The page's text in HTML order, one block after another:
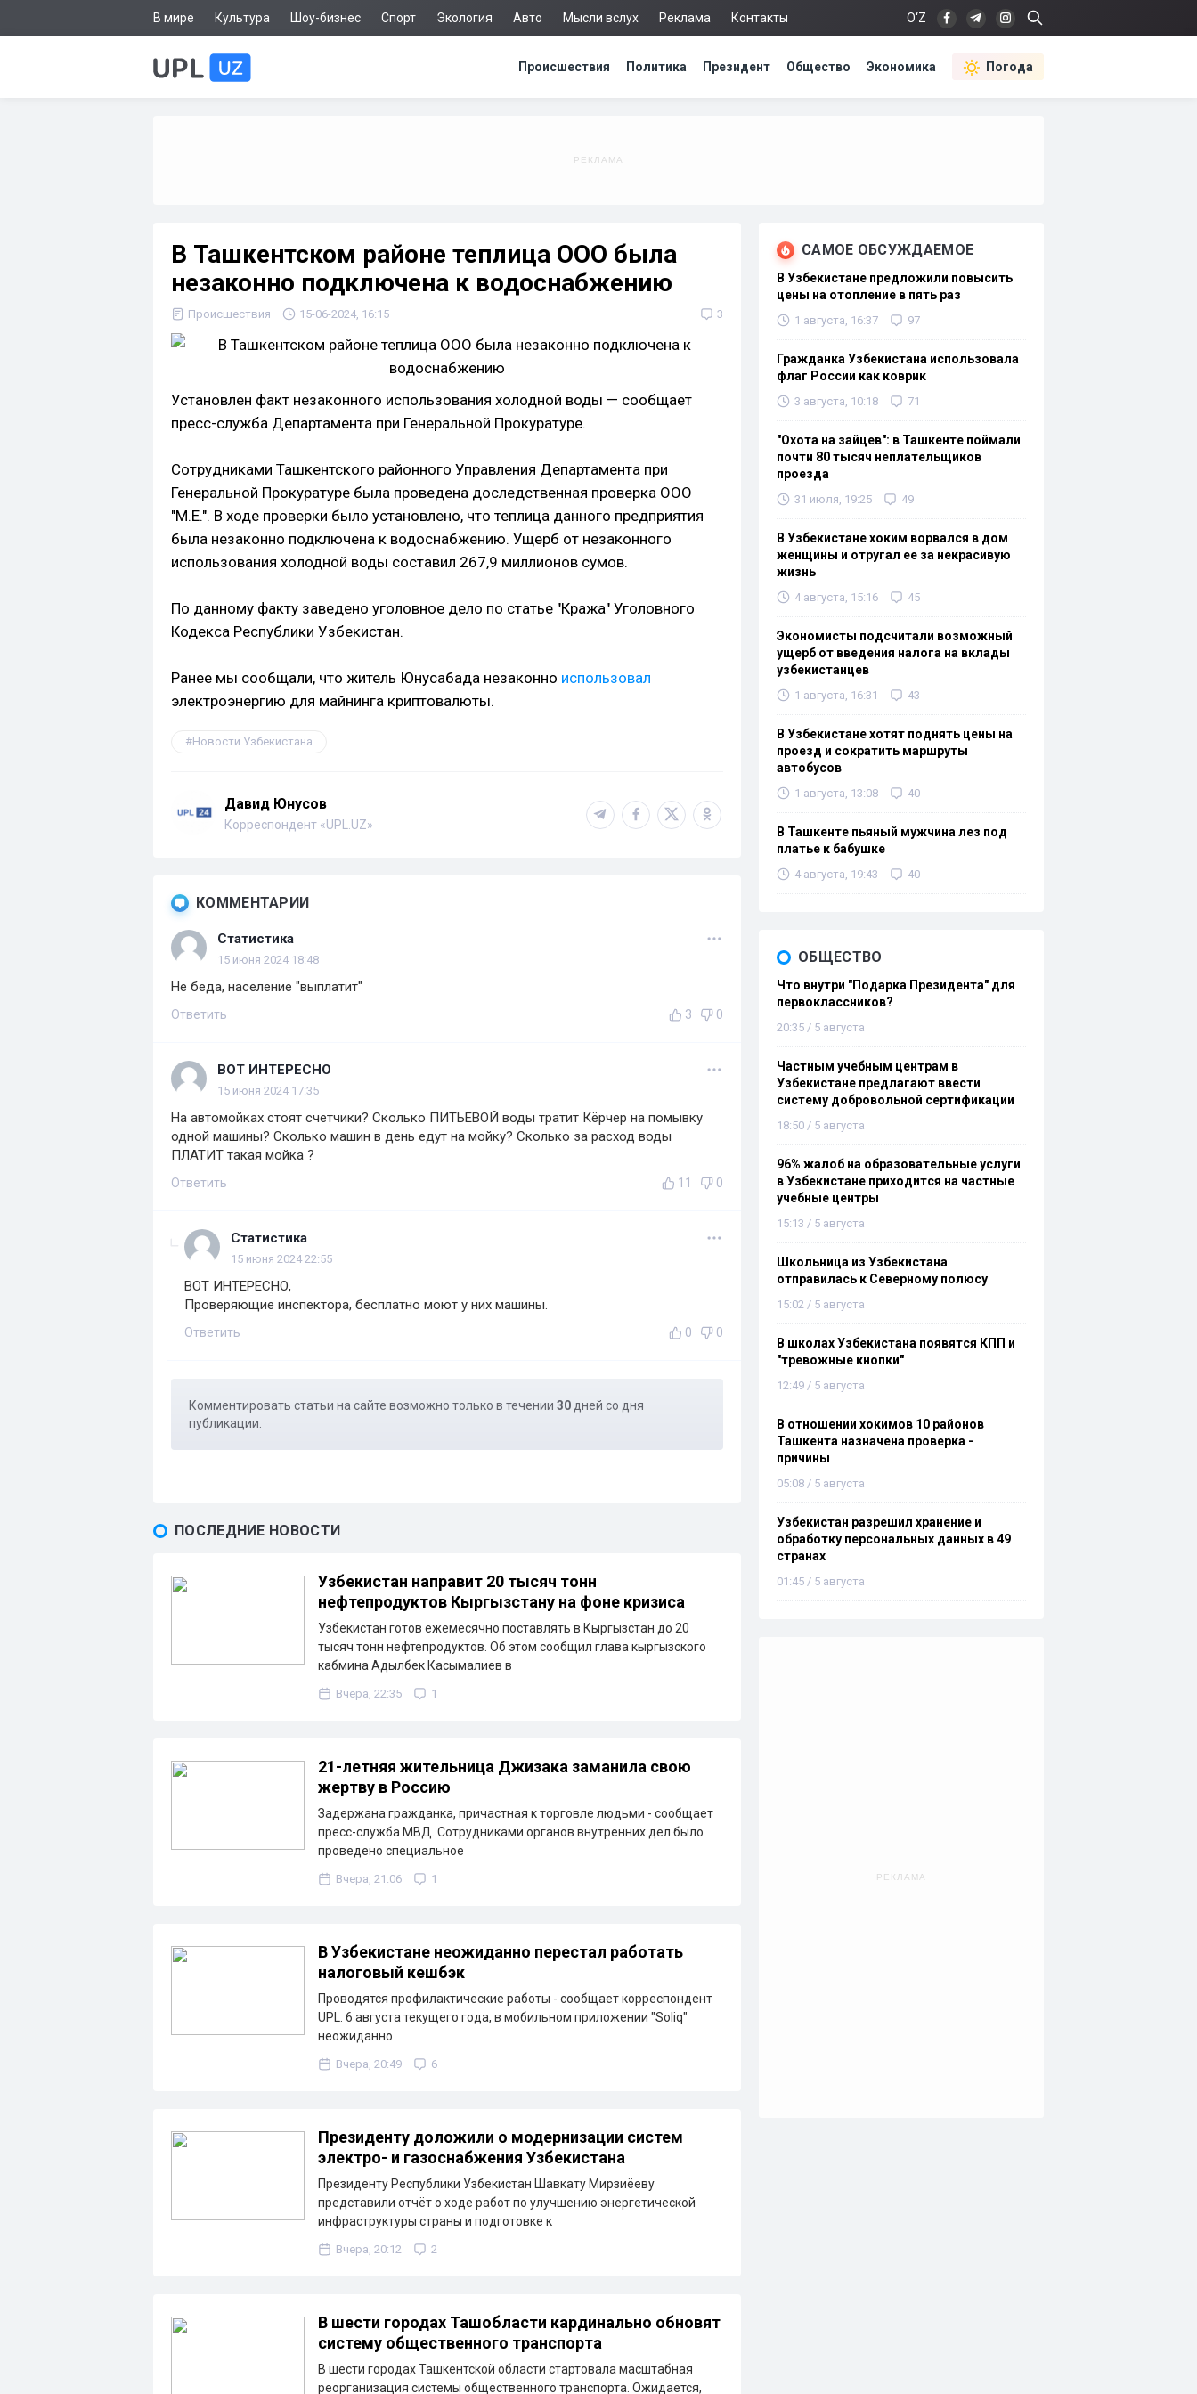
В мире Культура Шоу-бизнес Спорт Экология Авто Мысли вслух Реклама Контакты O‘Z
Происшествия Политика Президент Общество Экономика Погода
В Ташкентском районе теплица ООО была
незаконно подключена к водоснабжению
Происшествия 15-06-2024, 16:15 3
Установлен факт незаконного использования холодной воды — сообщает
пресс-служба Департамента при Генеральной Прокуратуре.
Сотрудниками Ташкентского районного Управления Департамента при
Генеральной Прокуратуре была проведена доследственная проверка ООО
"M.E.". В ходе проверки было установлено, что теплица данного предприятия
была незаконно подключена к водоснабжению. Ущерб от незаконного
использования холодной воды составил 267,9 миллионов сумов.
По данному факту заведено уголовное дело по статье "Кража" Уголовного
Кодекса Республики Узбекистан.
Ранее мы сообщали, что житель Юнусабада незаконно использовал
электроэнергию для майнинга криптовалюты.
Новости Узбекистана
Давид Юнусов
Корреспондент «UPL.UZ»
КОММЕНТАРИИ
Статистика
15 июня 2024 18:48
Не беда, население "выплатит"
Ответить 3 0
ВОТ ИНТЕРЕСНО
15 июня 2024 17:35
На автомойках стоят счетчики? Сколько ПИТЬЕВОЙ воды тратит Кёрчер на помывку
одной машины? Сколько машин в день едут на мойку? Сколько за расход воды
ПЛАТИТ такая мойка ?
Ответить 11 0
Статистика
15 июня 2024 22:55
ВОТ ИНТЕРЕСНО,
Проверяющие инспектора, бесплатно моют у них машины.
Ответить 0 0
Комментировать статьи на сайте возможно только в течении 30 дней со дня
публикации.
ПОСЛЕДНИЕ НОВОСТИ
Узбекистан направит 20 тысяч тонн
нефтепродуктов Кыргызстану на фоне кризиса
Узбекистан готов ежемесячно поставлять в Кыргызстан до 20
тысяч тонн нефтепродуктов. Об этом сообщил глава кыргызского
кабмина Адылбек Касымалиев в
Вчера, 22:35 1
21-летняя жительница Джизака заманила свою
жертву в Россию
Задержана гражданка, причастная к торговле людьми - сообщает
пресс-служба МВД. Сотрудниками органов внутренних дел было
проведено специальное
Вчера, 21:06 1
В Узбекистане неожиданно перестал работать
налоговый кешбэк
Проводятся профилактические работы - сообщает корреспондент
UPL. 6 августа текущего года, в мобильном приложении "Soliq"
неожиданно
Вчера, 20:49 6
Президенту доложили о модернизации систем
электро- и газоснабжения Узбекистана
Президенту Республики Узбекистан Шавкату Мирзиёеву
представили отчёт о ходе работ по улучшению энергетической
инфраструктуры страны и подготовке к
Вчера, 20:12 2
В шести городах Ташобласти кардинально обновят
систему общественного транспорта
В шести городах Ташкентской области стартовала масштабная
реорганизация системы общественного транспорта. Ожидается,
САМОЕ ОБСУЖДАЕМОЕ
В Узбекистане предложили повысить
цены на отопление в пять раз
1 августа, 16:37 97
Гражданка Узбекистана использовала
флаг России как коврик
3 августа, 10:18 71
"Охота на зайцев": в Ташкенте поймали
почти 80 тысяч неплательщиков
проезда
31 июля, 19:25 49
В Узбекистане хоким ворвался в дом
женщины и отругал ее за некрасивую
жизнь
4 августа, 15:16 45
Экономисты подсчитали возможный
ущерб от введения налога на вклады
узбекистанцев
1 августа, 16:31 43
В Узбекистане хотят поднять цены на
проезд и сократить маршруты
автобусов
1 августа, 13:08 40
В Ташкенте пьяный мужчина лез под
платье к бабушке
4 августа, 19:43 40
ОБЩЕСТВО
Что внутри "Подарка Президента" для
первоклассников?
20:35 / 5 августа
Частным учебным центрам в
Узбекистане предлагают ввести
систему добровольной сертификации
18:50 / 5 августа
96% жалоб на образовательные услуги
в Узбекистане приходится на частные
учебные центры
15:13 / 5 августа
Школьница из Узбекистана
отправилась к Северному полюсу
15:02 / 5 августа
В школах Узбекистана появятся КПП и
"тревожные кнопки"
12:49 / 5 августа
В отношении хокимов 10 районов
Ташкента назначена проверка -
причины
05:08 / 5 августа
Узбекистан разрешил хранение и
обработку персональных данных в 49
странах
01:45 / 5 августа